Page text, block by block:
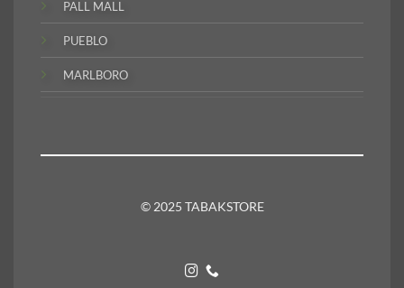
PALL MALL
PUEBLO
MARLBORO
© 2025 TABAKSTORE